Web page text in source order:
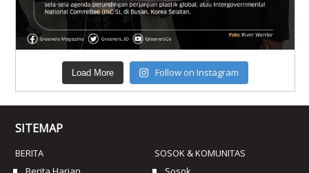
Load More Follow on Instagram
SITEMAP
BERITA
SOSOK & KOMUNITAS